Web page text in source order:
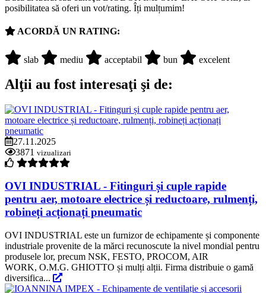
posibilitatea să oferi un vot/rating. Îți mulțumim!
ACORDĂ UN RATING:
slab mediu acceptabil bun excelent
Alţii au fost interesaţi şi de:
27.11.2025
3871 vizualizari
OVI INDUSTRIAL - Fitinguri și cuple rapide
pentru aer, motoare electrice și reductoare, rulmenți,
robineți acționați pneumatic
OVI INDUSTRIAL este un furnizor de echipamente și componente
industriale provenite de la mărci recunoscute la nivel mondial pentru
produsele lor, precum NSK, FESTO, PROCOM, AIR
WORK, O.M.G. GHIOTTO și mulți alții. Firma distribuie o gamă
diversifica...